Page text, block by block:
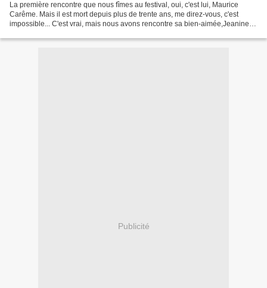
La première rencontre que nous fîmes au festival, oui, c'est lui, Maurice
Carême. Mais il est mort depuis plus de trente ans, me direz-vous, c'est
impossible... C'est vrai, mais nous avons rencontre sa bien-aimée,Jeanine
Publicité